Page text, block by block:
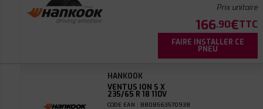
Prix unitaire
166.90€TTC
FAIRE INSTALLER CE
PNEU
HANKOOK
VENTUS ION S X
235/65 R 18 110V
CODE EAN : 8808563570938